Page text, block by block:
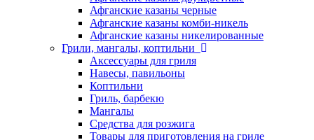
Афганские казаны черные
Афганские казаны комби-никель
Афганские казаны никелированные
Грили, мангалы, коптильни
Аксессуары для гриля
Навесы, павильоны
Коптильни
Гриль, барбекю
Мангалы
Средства для розжига
Товары для приготовления на гриле